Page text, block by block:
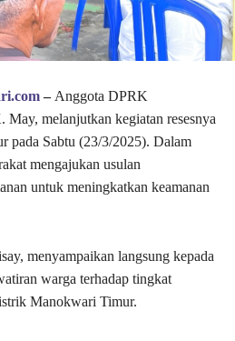
– Anggota DPRK
melanjutkan kegiatan resesnya
pada Sabtu (23/3/2025). Dalam
mengajukan usulan
untuk meningkatkan keamanan
menyampaikan langsung kepada
warga terhadap tingkat
Manokwari Timur.